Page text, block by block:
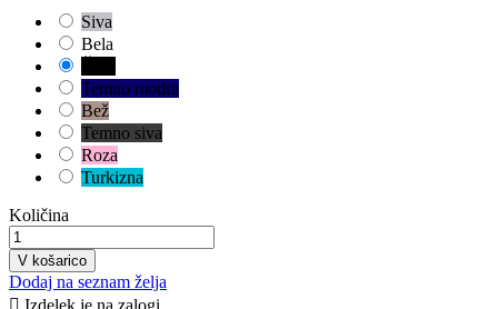
Siva
Bela
Temno modra
Bež
Temno siva
Roza
Turkizna
Količina
V košarico
Dodaj na seznam želja